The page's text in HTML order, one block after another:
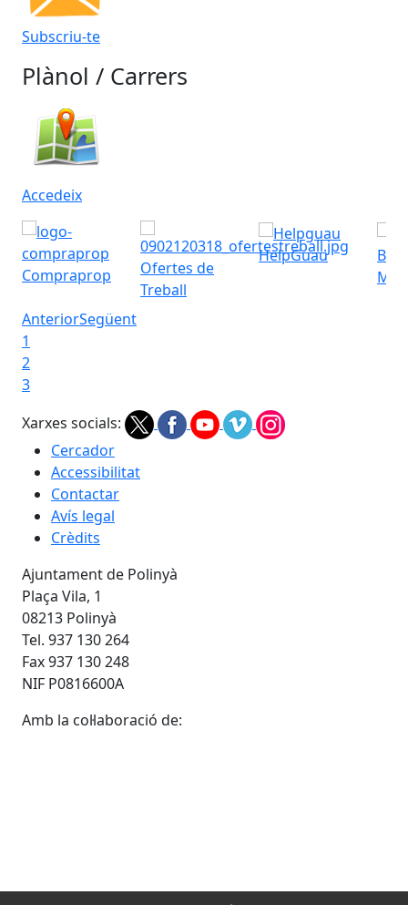
Subscriu-te
Plànol / Carrers
Accedeix
Compraprop
Ofertes de
Treball
HelpGuau
AnteriorSegüent
1
2
3
Xarxes socials:
Cercador
Accessibilitat
Contactar
Avís legal
Crèdits
Ajuntament de Polinyà
Plaça Vila, 1
08213 Polinyà
Tel. 937 130 264
Fax 937 130 248
NIF P0816600A
Amb la col·laboració de: